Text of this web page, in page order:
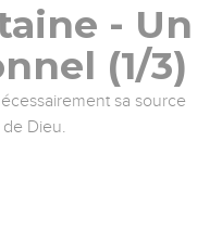
- Un
(1/3)
sa source
Dieu.